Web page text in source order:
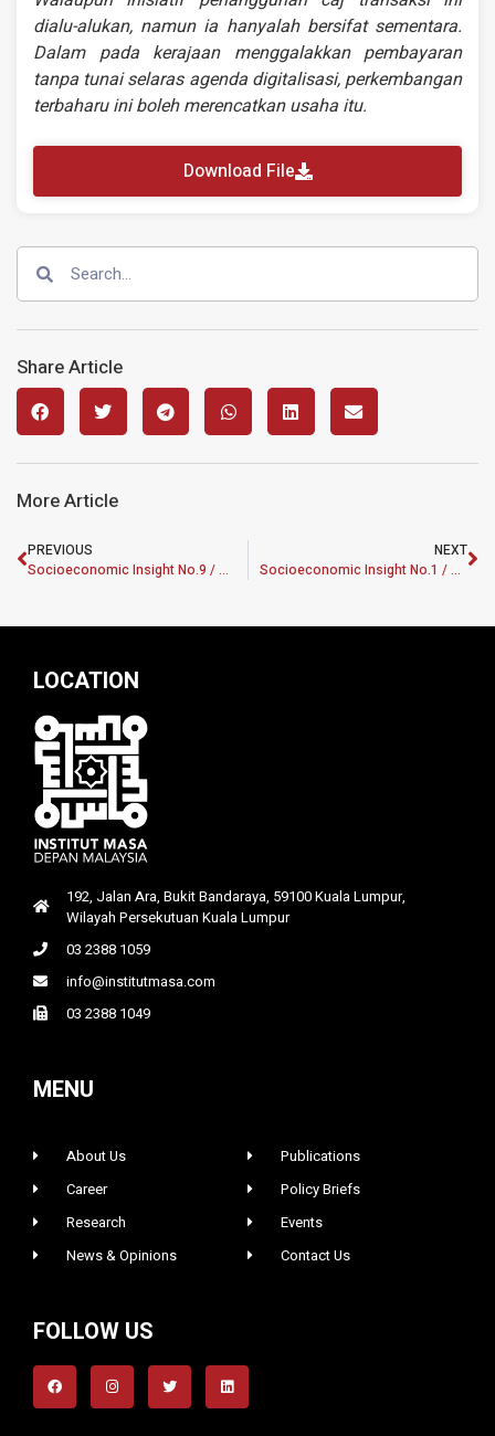
dialu-alukan, namun ia hanyalah bersifat sementara.
Dalam pada kerajaan menggalakkan pembayaran
tanpa tunai selaras agenda digitalisasi, perkembangan
terbaharu ini boleh merencatkan usaha itu.
Download File
Share Article
More Article
PREVIOUS
Socioeconomic Insight No.9 / 2023: Malaysia’s Rice Fiasco May Loom into A Crisis
NEXT
Socioeconomic Insight No.1 / 2024: Malaysia’s Subsidy and Tax Affecting the Middle Income Class
LOCATION
192, Jalan Ara, Bukit Bandaraya, 59100 Kuala Lumpur,
Wilayah Persekutuan Kuala Lumpur
03 2388 1059
info@institutmasa.com
03 2388 1049
MENU
About Us
Career
Research
News & Opinions
Publications
Policy Briefs
Events
Contact Us
FOLLOW US